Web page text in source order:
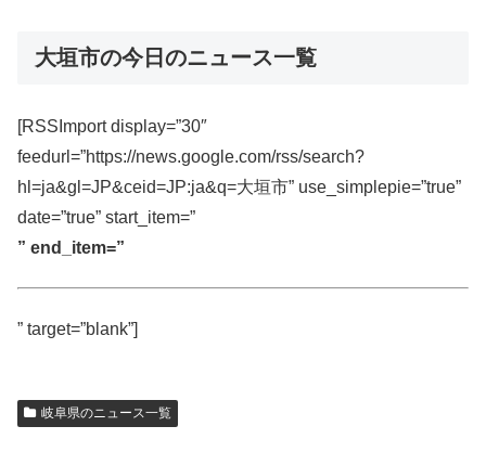
大垣市の今日のニュース一覧
[RSSImport display=”30″
feedurl=”https://news.google.com/rss/search?
hl=ja&gl=JP&ceid=JP:ja&q=大垣市” use_simplepie=”true”
date=”true” start_item=”
” end_item=”
” target=”blank”]
岐阜県のニュース一覧